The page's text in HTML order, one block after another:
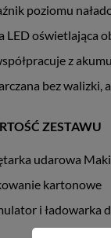
poziomu
LED oświetlająca
z
bez walizki,
ZESTAWU
udarowa
kartonowe
i ładowarka